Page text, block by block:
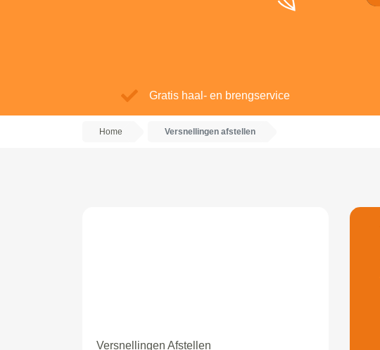
Gratis haal- en brengservice
Home Versnellingen afstellen
Versnellingen Afstellen